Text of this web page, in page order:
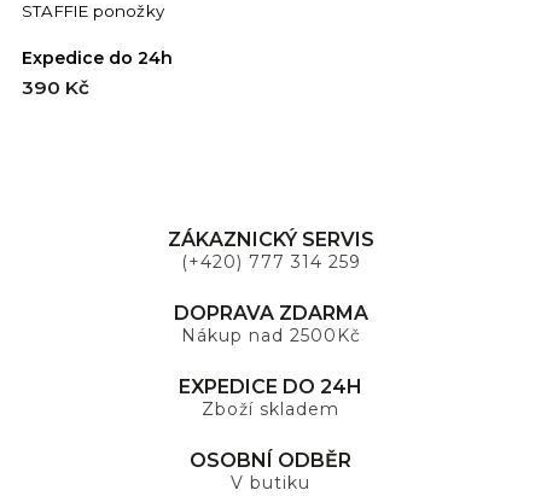
STAFFIE ponožky
Expedice do 24h
390 Kč
ZÁKAZNICKÝ SERVIS
(+420) 777 314 259
DOPRAVA ZDARMA
Nákup nad 2500Kč
EXPEDICE DO 24H
Zboží skladem
OSOBNÍ ODBĚR
V butiku